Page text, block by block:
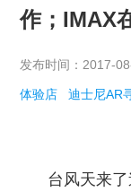
作；IMAX
发布时间：2017-
体验店 迪士尼AR
台风天来